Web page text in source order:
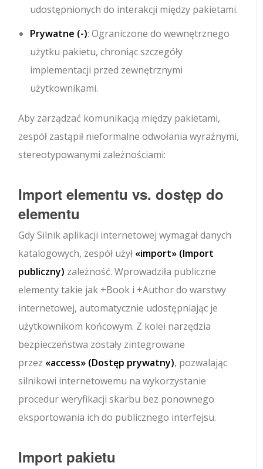
udostępnionych do interakcji między pakietami.
Prywatne (-): Ograniczone do wewnętrznego
użytku pakietu, chroniąc szczegóły
implementacji przed zewnętrznymi
użytkownikami.
Aby zarządzać komunikacją między pakietami,
zespół zastąpił nieformalne odwołania wyraźnymi,
stereotypowanymi zależnościami:
Import elementu vs. dostęp do
elementu
GdySilnik aplikacji internetowej wymagał danych
katalogowych, zespół użył «import» (Import
publiczny) zależność. Wprowadziła publiczne
elementy takie jak +Book i +Authordo warstwy
internetowej, automatycznie udostępniając je
użytkownikom końcowym. Z kolei narzędzia
bezpieczeństwa zostały zintegrowane
przez «access» (Dostęp prywatny), pozwalając
silnikowi internetowemu na wykorzystanie
procedur weryfikacji skarbu bez ponownego
eksportowania ich do publicznego interfejsu.
Import pakietu